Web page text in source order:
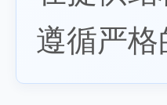
遵循严